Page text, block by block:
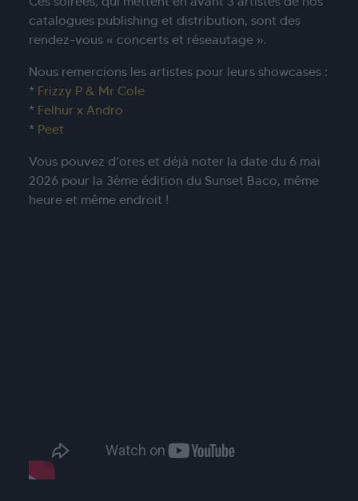
catalogues publishing et distribution, sont des
rendez-vous « concerts et réseautage ».
Nous remercions les artistes pour leurs showcases :
* Frizzy P & Mr Cole
* Felhur x Andro
* Peet
Vous pouvez d’ores et déjà noter la date du 6 mai
2026 pour la 3ème édition du Sunset Baco, même
heure et même endroit !